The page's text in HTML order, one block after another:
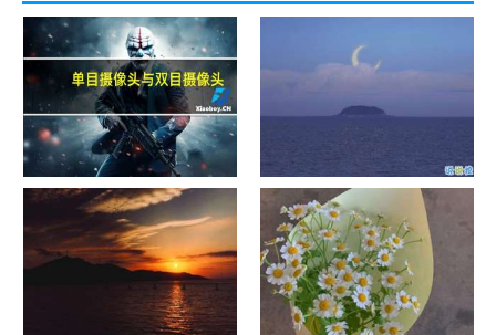
单目摄像头与双目摄像头
晚安励志语录带图片 晚安心语
励志鸡汤